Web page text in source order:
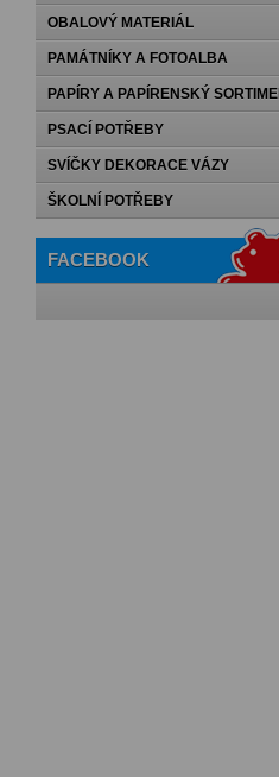
OBALOVÝ MATERIÁL
PAMÁTNÍKY A FOTOALBA
PAPÍRY A PAPÍRENSKÝ
PSACÍ POTŘEBY
SVÍČKY DEKORACE VÁZY
ŠKOLNÍ POTŘEBY
FACEBOOK